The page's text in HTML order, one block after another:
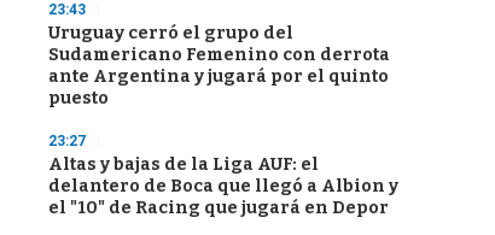
23:43
Uruguay cerró el grupo del
Sudamericano Femenino con derrota
ante Argentina y jugará por el quinto
puesto
23:27
Altas y bajas de la Liga AUF: el
delantero de Boca que llegó a Albion y
el "10" de Racing que jugará en Depor